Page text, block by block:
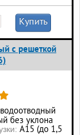
Купить
с решеткой
без уклона
А15 (до 1,5